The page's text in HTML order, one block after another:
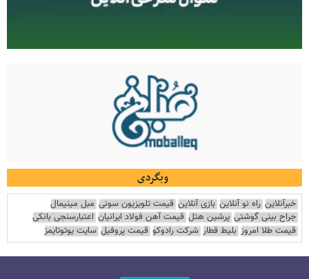
وبگردی
خبرآنلاین راه نو آنلاین بازی آنلاین قیمت تلویزیون سونی مبل مینیمال
جراح بینی گوشتی پرشین هتل قیمت آهن فولاد ایرانیان اعتبارسنجی بانکی
قیمت طلا امروز بلیط قطار شرکت رادوکو قیمت پروفیل سایت یوتوتایمز